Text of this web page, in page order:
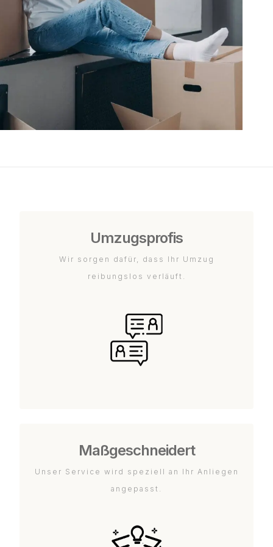
Umzugsprofis
Wir sorgen dafür, dass Ihr Umzug
reibungslos verläuft.
Maßgeschneidert
Unser Service wird speziell an Ihr Anliegen
angepasst.